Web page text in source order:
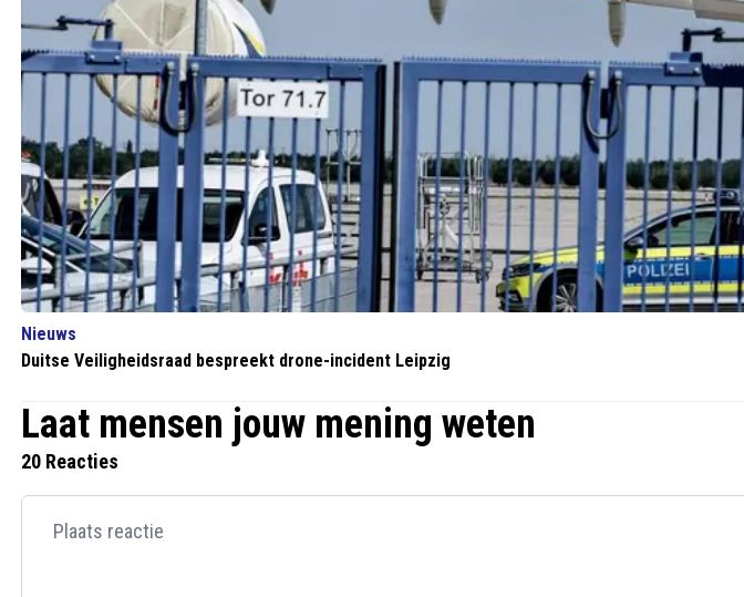
Nieuws
Duitse Veiligheidsraad bespreekt drone-incident Leipzig
Laat mensen jouw mening weten
20 Reacties